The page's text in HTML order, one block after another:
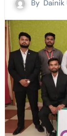
By Dainik